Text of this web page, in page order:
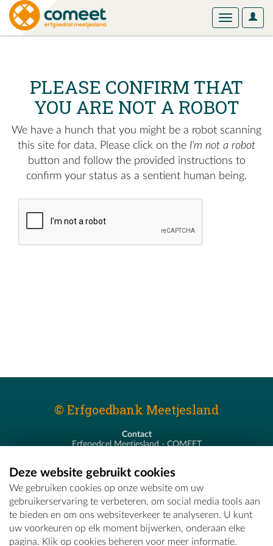
User
Toggle
PLEASE CONFIRM THAT
YOU ARE NOT A ROBOT
We have a hunch that you might be a robot scanning
this site for data. Please click on the I'm not a robot
button and follow the provided instructions to
confirm your status as a sentient human being.
© Erfgoedbank Meetjesland
Contact
Erfgoedcel Meetjesland - COMEET
T - 09 373 75 96
E -erfgoedcel@comeet.be
Deze website gebruikt cookies
We gebruiken cookies op onze website om uw
gebruikerservaring te verbeteren, om social media tools aan
te bieden en om ons websiteverkeer te analyseren. U kunt
uw voorkeuren op elk moment bijwerken, onderaan elke
pagina. Klik op cookies beheren voor meer informatie.